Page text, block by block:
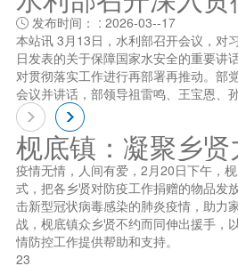
发布时间： : 2026-03--17
本站讯 3月13日，水利部召开会议，对
日发表的关于保障国家水安全的重要讲
对贯彻落实工作进行再部署再推动。部
会议并讲话，部领导祖雷鸣、王宝恩、
枧底镇：凝聚乡
疫情无情，人间有爱，2月20日下午，
式，把各乡贤对防疫工作捐赠的物品发
击新型冠状病毒感染的肺炎疫情，助力
战，枧底镇众乡贤不约而同伸出援手，
情防控工作提供帮助和支持。
23